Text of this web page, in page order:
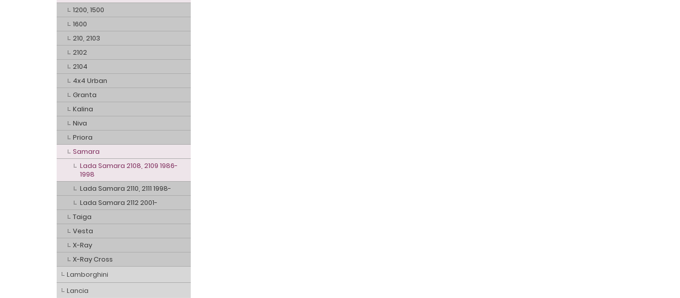
1200, 1500
1600
210, 2103
2102
2104
4x4 Urban
Granta
Kalina
Niva
Priora
Samara
Lada Samara 2108, 2109 1986-
1998
Lada Samara 2110, 2111 1998-
Lada Samara 2112 2001-
Taiga
Vesta
X-Ray
X-Ray Cross
Lamborghini
Lancia